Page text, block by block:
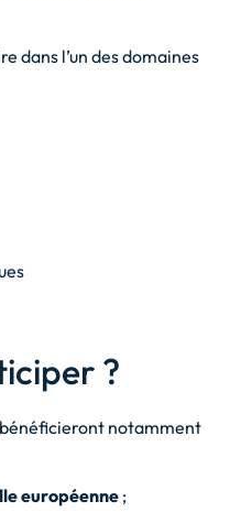
dans l’un des domaines
?
notamment
européenne ;